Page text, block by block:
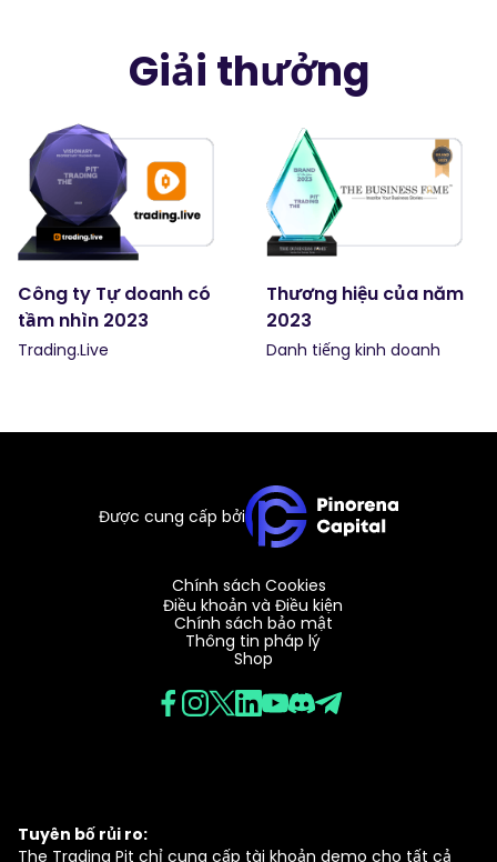
Giải thưởng
Công ty Tự doanh có
tầm nhìn 2023
Trading.Live
Thương hiệu của năm
2023
Danh tiếng kinh doanh
Được cung cấp bởi
Chính sách Cookies
Điều khoản và Điều kiện
Chính sách bảo mật
Thông tin pháp lý
Shop
Tuyên bố rủi ro:
The Trading Pit chỉ cung cấp tài khoản demo cho tất cả